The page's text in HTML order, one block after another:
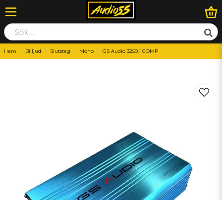
Hem Billjud Slutsteg Mono GS Audio 3250.1 COMP